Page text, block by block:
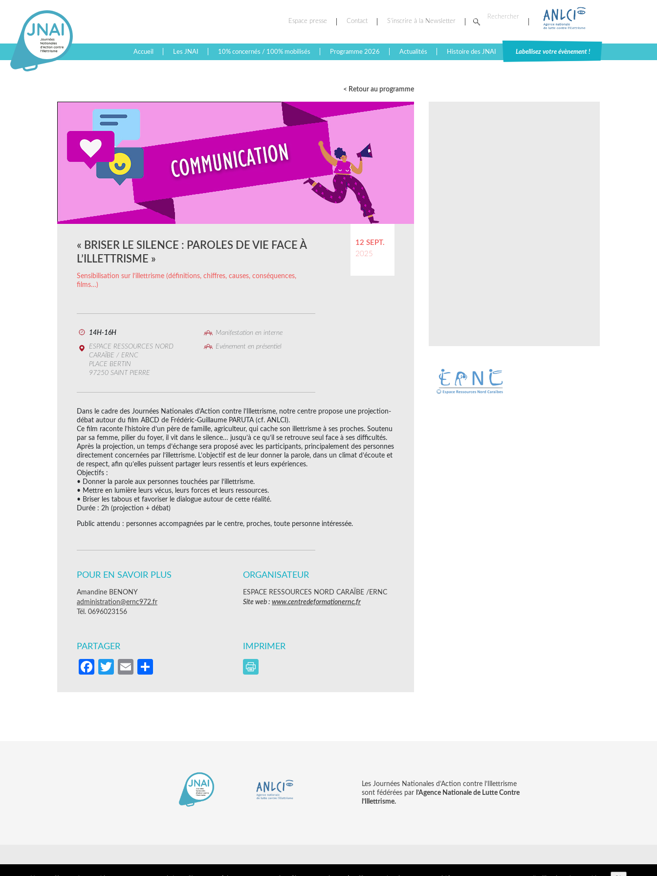
Espace presse Contact S’inscrire à la Newsletter
Accueil Les JNAI 10% concernés / 100% mobilisés Programme 2026 Actualités Histoire des JNAI Labellisez votre évènement !
< Retour au programme
12 SEPT.
2025
« BRISER LE SILENCE : PAROLES DE VIE FACE À
L’ILLETTRISME »
Sensibilisation sur l’illettrisme (définitions, chiffres, causes, conséquences,
films…)
14H-16H
Manifestation en interne
ESPACE RESSOURCES NORD
CARAÏBE / ERNC
PLACE BERTIN
97250 SAINT PIERRE
Evénement en présentiel
Dans le cadre des Journées Nationales d’Action contre l’Illettrisme, notre centre propose une projection-
débat autour du film ABCD de Frédéric-Guillaume PARUTA (cf. ANLCI).
Ce film raconte l’histoire d’un père de famille, agriculteur, qui cache son illettrisme à ses proches. Soutenu
par sa femme, pilier du foyer, il vit dans le silence… jusqu’à ce qu’il se retrouve seul face à ses difficultés.
Après la projection, un temps d’échange sera proposé avec les participants, principalement des personnes
directement concernées par l’illettrisme. L’objectif est de leur donner la parole, dans un climat d’écoute et
de respect, afin qu’elles puissent partager leurs ressentis et leurs expériences.
Objectifs :
• Donner la parole aux personnes touchées par l’illettrisme.
• Mettre en lumière leurs vécus, leurs forces et leurs ressources.
• Briser les tabous et favoriser le dialogue autour de cette réalité.
Durée : 2h (projection + débat)
Public attendu : personnes accompagnées par le centre, proches, toute personne intéressée.
POUR EN SAVOIR PLUS
Amandine BENONY
administration@ernc972.fr
Tél. 0696023156
ORGANISATEUR
ESPACE RESSOURCES NORD CARAÏBE /ERNC
Site web : www.centredeformationernc.fr
PARTAGER
Facebook
Twitter
Email
IMPRIMER
Les Journées Nationales d’Action contre l’Illettrisme
sont fédérées par l’Agence Nationale de Lutte Contre
l’Illettrisme.